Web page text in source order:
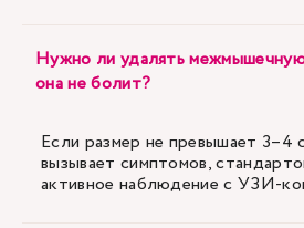
Нужно ли удалять
она не болит?
Если размер не превышает 3–4
вызывает симптомов,
активное наблюдение с УЗИ-